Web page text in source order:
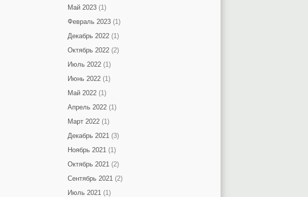
Май 2023(1)
Февраль 2023(1)
Декабрь 2022(1)
Октябрь 2022(2)
Июль 2022(1)
Июнь 2022(1)
Май 2022(1)
Апрель 2022(1)
Март 2022(1)
Декабрь 2021(3)
Ноябрь 2021(1)
Октябрь 2021(2)
Сентябрь 2021(2)
Июль 2021(1)